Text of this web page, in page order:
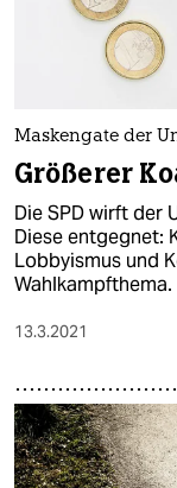
Maskengate der
Größerer
Die SPD wirft der
Diese entgegnet:
Lobbyismus und
Wahlkampfthema.
13.3.2021